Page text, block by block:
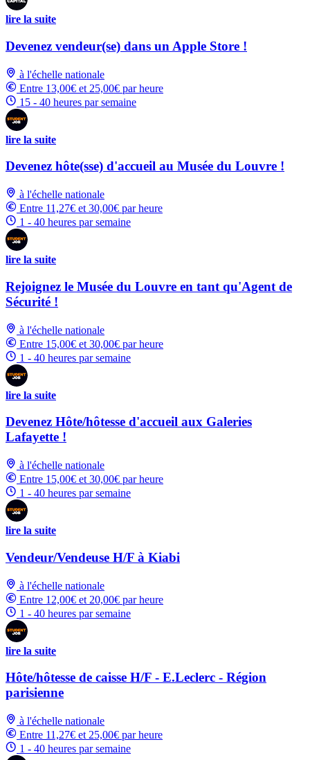
lire la suite
Devenez vendeur(se) dans un Apple Store !
à l'échelle nationale
Entre 13,00€ et 25,00€ par heure
15 - 40 heures par semaine
lire la suite
Devenez hôte(sse) d'accueil au Musée du Louvre !
à l'échelle nationale
Entre 11,27€ et 30,00€ par heure
1 - 40 heures par semaine
lire la suite
Rejoignez le Musée du Louvre en tant qu'Agent de
Sécurité !
à l'échelle nationale
Entre 15,00€ et 30,00€ par heure
1 - 40 heures par semaine
lire la suite
Devenez Hôte/hôtesse d'accueil aux Galeries
Lafayette !
à l'échelle nationale
Entre 15,00€ et 30,00€ par heure
1 - 40 heures par semaine
lire la suite
Vendeur/Vendeuse H/F à Kiabi
à l'échelle nationale
Entre 12,00€ et 20,00€ par heure
1 - 40 heures par semaine
lire la suite
Hôte/hôtesse de caisse H/F - E.Leclerc - Région
parisienne
à l'échelle nationale
Entre 11,27€ et 25,00€ par heure
1 - 40 heures par semaine